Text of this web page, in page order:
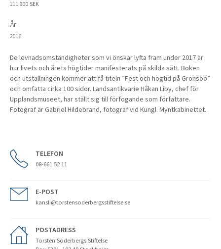
111 900 SEK
År
2016
De levnadsomständigheter som vi önskar lyfta fram under 2017 är
hur livets och årets högtider manifesterats på skilda sätt. Boken
och utställningen kommer att få titeln ”Fest och högtid på Grönsöö”
och omfatta cirka 100 sidor. Landsantikvarie Håkan Liby, chef för
Upplandsmuseet, har ställt sig till förfogande som författare.
Fotograf är Gabriel Hildebrand, fotograf vid Kungl. Myntkabinettet.
TELEFON
08-661 52 11
E-POST
kansli@torstensoderbergsstiftelse.se
POSTADRESS
Torsten Söderbergs Stiftelse